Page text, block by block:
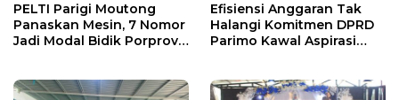
PELTI Parigi Moutong
Panaskan Mesin, 7 Nomor
Jadi Modal Bidik Porprov
Efisiensi Anggaran Tak
Halangi Komitmen DPRD
Parimo Kawal Aspirasi